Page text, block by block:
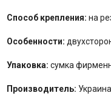
Способ крепления: на
Особенности:
Упаковка: сумка
Производитель: